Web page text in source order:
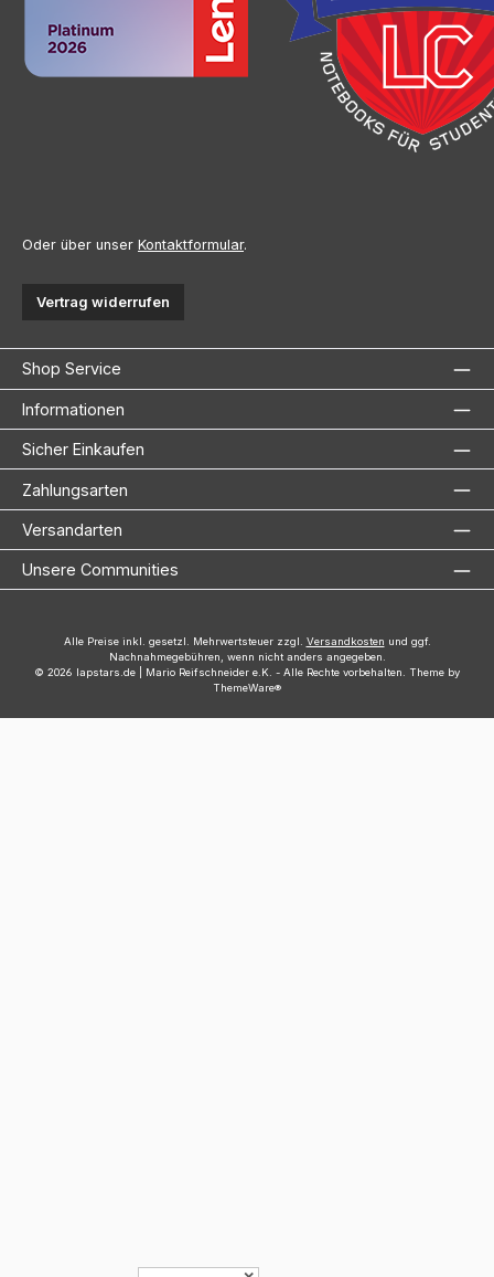
Oder über unser Kontaktformular.
Vertrag widerrufen
Shop Service
Informationen
Sicher Einkaufen
Zahlungsarten
Versandarten
Unsere Communities
Alle Preise inkl. gesetzl. Mehrwertsteuer zzgl. Versandkosten und ggf.
Nachnahmegebühren, wenn nicht anders angegeben.
© 2026 lapstars.de | Mario Reifschneider e.K. - Alle Rechte vorbehalten. Theme by
ThemeWare®